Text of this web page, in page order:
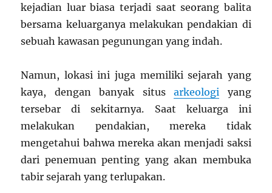
kejadian luar biasa terjadi saat seorang balita
bersama keluarganya melakukan pendakian di
sebuah kawasan pegunungan yang indah.
Namun, lokasi ini juga memiliki sejarah yang
kaya, dengan banyak situsarkeologi yang
tersebar di sekitarnya. Saat keluarga ini
melakukan pendakian, mereka tidak
mengetahui bahwa mereka akan menjadi saksi
dari penemuan penting yang akan membuka
tabir sejarah yang terlupakan.